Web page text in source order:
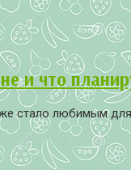
и что
стало любимым для